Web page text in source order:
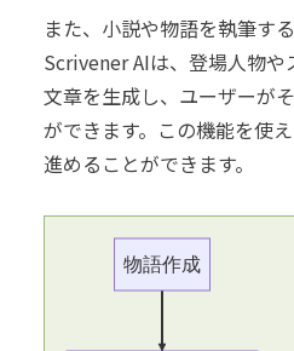
また、小説や物語を執筆す
Scrivener AIは、登場人物
文章を生成し、ユーザーが
ができます。この機能を使
進めることができます。
物語作成